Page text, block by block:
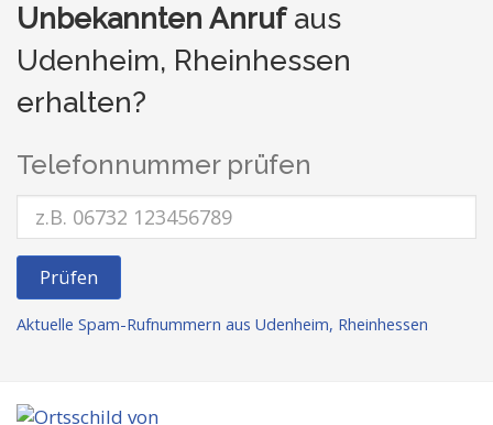
Unbekannten Anrufaus
Udenheim, Rheinhessen
erhalten?
Telefonnummer prüfen
Prüfen
Aktuelle Spam-Rufnummern aus Udenheim, Rheinhessen